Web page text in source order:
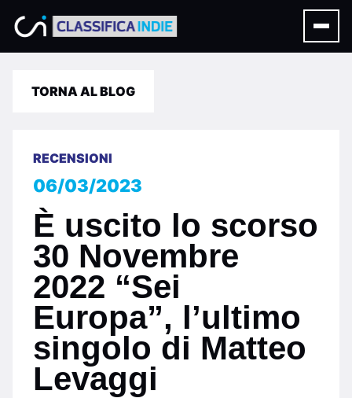
TORNA AL BLOG
RECENSIONI
06/03/2023
È uscito lo scorso
30 Novembre
2022 “Sei
Europa”, l’ultimo
singolo di Matteo
Levaggi